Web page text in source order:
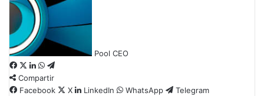
Pool CEO
F
a
c
X L
i
n
W
h
a l
Compartir
Facebook
X LinkedIn WhatsApp Telegram